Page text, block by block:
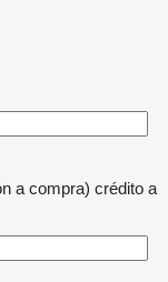
a compra) crédito a